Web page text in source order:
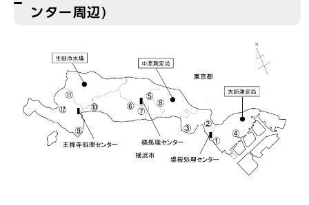
ンター周辺)